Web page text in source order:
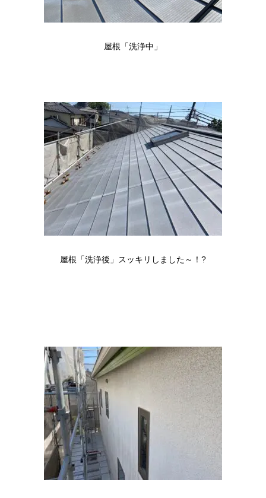
屋根「洗浄中」
屋根「洗浄後」スッキリしました～！?